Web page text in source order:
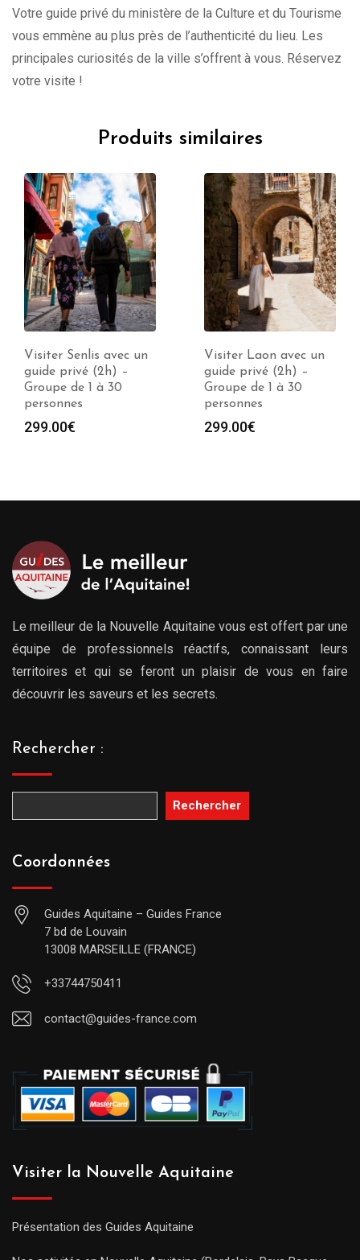
Votre guide privé du ministère de la Culture et du Tourisme
vous emmène au plus près de l’authenticité du lieu. Les
principales curiosités de la ville s’offrent à vous. Réservez
votre visite !
Produits similaires
Visiter Laon avec un
guide privé (2h) –
Groupe de 1 à 30
personnes
299.00€
Visiter Boulogne-sur-
Mer avec un guide
privé (2h) – Groupe
de 1 à 30 personnes
299.00€
Le meilleur de la Nouvelle Aquitaine vous est offert par une
équipe de professionnels réactifs, connaissant leurs
territoires et qui se feront un plaisir de vous en faire
découvrir les saveurs et les secrets.
Rechercher :
Rechercher
Coordonnées
Guides Aquitaine – Guides France
7 bd de Louvain
13008 MARSEILLE (FRANCE)
+33744750411
contact@guides-france.com
Visiter la Nouvelle Aquitaine
Présentation des Guides Aquitaine